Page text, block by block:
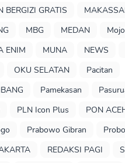
BERGIZI GRATIS
MBG MEDAN
ENIM
MUNA NEWS
OKU SELATAN
Pacitan
Pamekasan
PLN Icon Plus
PON
Prabowo Gibran
REDAKSI PAGI